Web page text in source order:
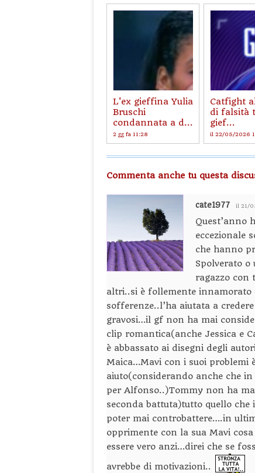
L'ex gieffina Yulia
Bruschi
condannata a d...
2 gg fa 11:28
Catfight
di falsità
gief...
il 22/05/2026
Commenta anche tu questa
cate1977 il 21/
Quest’anno
eccezionale
che hanno
Spolverato
ragazzo con
altri..si è follemente innamorato
sofferenze..l’ha aiutata a
gravosi…il gf non ha mai
clip romantica(anche Jessica e
è abbassato ai disegni degli
Maica…Mavi con i suoi problemi
aiuto(considerando anche che
per Alfonso..)Tommy non ha
seconda battuta)tutto quello che
poter mai controbattere….in
opprimente con la sua Mavi
essere vero anzi…direi che se
avrebbe di motivazioni..